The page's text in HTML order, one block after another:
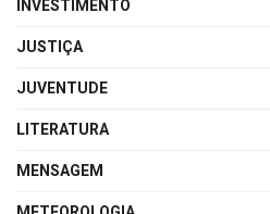
INVESTIMENTO
JUSTIÇA
JUVENTUDE
LITERATURA
MENSAGEM